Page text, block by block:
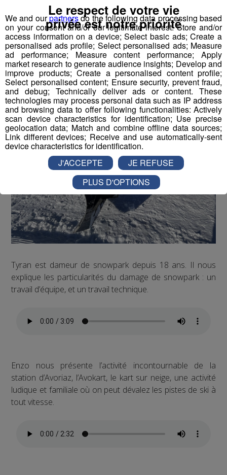
Domaine Skiable d'Avoriaz 1800
Charlyne est allée à la rencontre des acteurs du
domaine skiable d'Avoriaz.
Tyran est dameur de snowpark depuis 18 ans. Il nous
explique les particularités du damage de snowpark : un
travail d’équipe, et un travail technique.
Enzo nous présente l’activité incontournable de la
station d’Avoriaz, l’Avokart, le kart sur neige, une activité
ludique et familiale où on peut dévalez les pistes de ski à
tout vitesse.
We and ourpartnersdo the following data processing based
on your consent and/or our legitimate interest: Store and/or
access information on a device; Select basic ads; Create a
personalised ads profile; Select personalised ads; Measure
ad performance; Measure content performance; Apply
market research to generate audience insights; Develop and
improve products; Create a personalised content profile;
Select personalised content; Ensure security, prevent fraud,
and debug; Technically deliver ads or content. These
technologies may process personal data such as IP address
and browsing data to offer following functionalities: Actively
scan device characteristics for identification; Use precise
geolocation data; Match and combine offline data sources;
Link different devices; Receive and use automatically-sent
device characteristics for identification.
Le respect de votre vie
privée est notre priorité
J'ACCEPTE
JE REFUSE
PLUS D'OPTIONS